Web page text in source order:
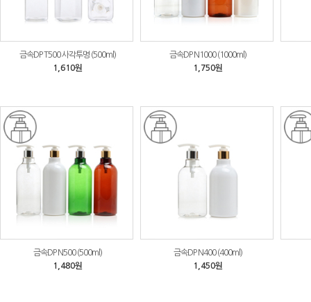
금속DP T500 사각투명 (500ml)
1,610원
금속DP N1000 (1000ml)
1,750원
금속DP N500 (500ml)
1,480원
금속DP N400 (400ml)
1,450원